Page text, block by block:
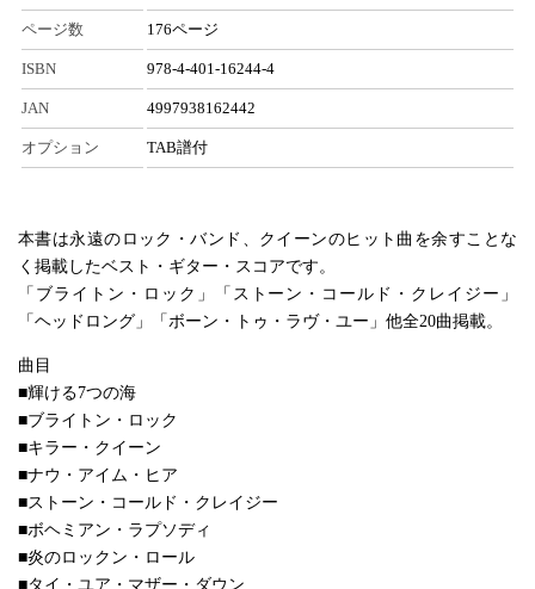
ページ数 176ページ
ISBN 978-4-401-16244-4
JAN 4997938162442
オプション TAB譜付
本書は永遠のロック・バンド、クイーンのヒット曲を余すことな
く掲載したベスト・ギター・スコアです。
「ブライトン・ロック」「ストーン・コールド・クレイジー」
「ヘッドロング」「ボーン・トゥ・ラヴ・ユー」他全20曲掲載。
曲目
■輝ける7つの海
■ブライトン・ロック
■キラー・クイーン
■ナウ・アイム・ヒア
■ストーン・コールド・クレイジー
■ボヘミアン・ラプソディ
■炎のロックン・ロール
■タイ・ユア・マザー・ダウン